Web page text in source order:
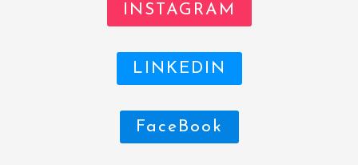
INSTAGRAM
LINKEDIN
FaceBook